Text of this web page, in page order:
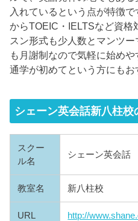
入れているという点が特徴
からTOEIC・IELTSなど資格
スン形式も少人数とマンツ
も月謝制なので気軽に始め
通学が初めてという方にもお
シェーン英会話新八柱校
スクー
ル名
シェーン英会話
教室名 新八柱校
URL http://